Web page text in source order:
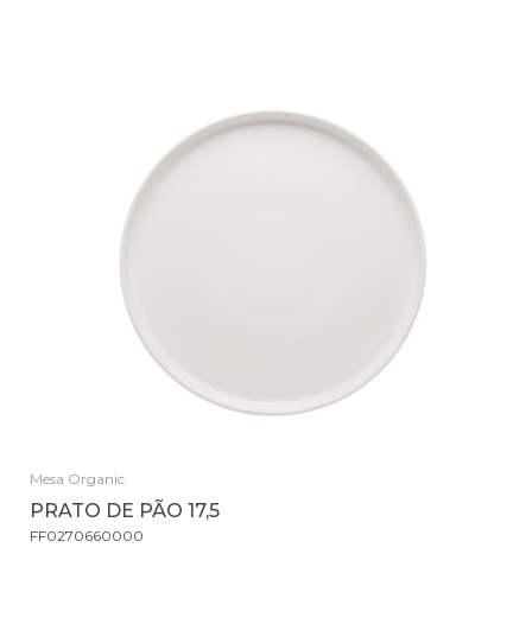
Mesa Organic
PRATO DE PÃO 17,5
FF0270660000